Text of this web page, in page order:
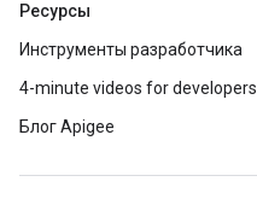
Ресурсы
Инструменты разработчика
4-minute videos for developers
Блог Apigee